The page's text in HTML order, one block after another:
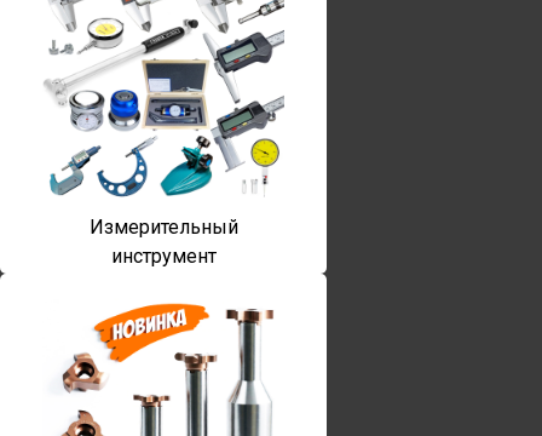
Измерительный
инструмент